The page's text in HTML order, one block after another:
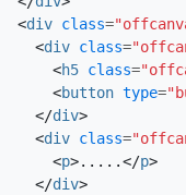
<div class=
<div class=
<h5 class=
<button type=
</div>
<div class=
<p>.....</p>
</div>